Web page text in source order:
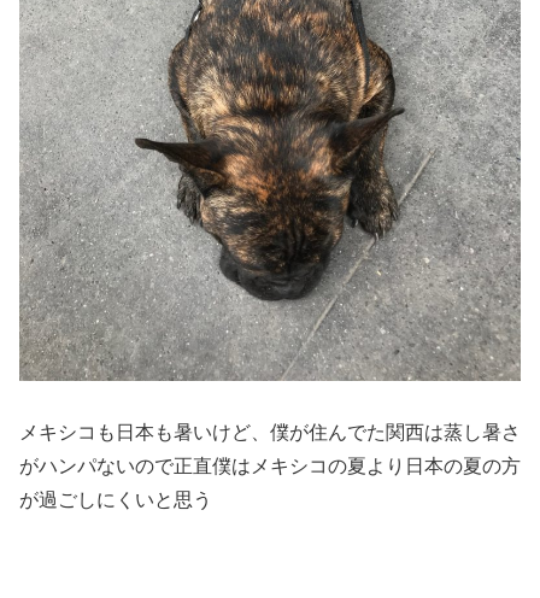
メキシコも日本も暑いけど、僕が住んでた関西は蒸し暑さ
がハンパないので正直僕はメキシコの夏より日本の夏の方
が過ごしにくいと思う